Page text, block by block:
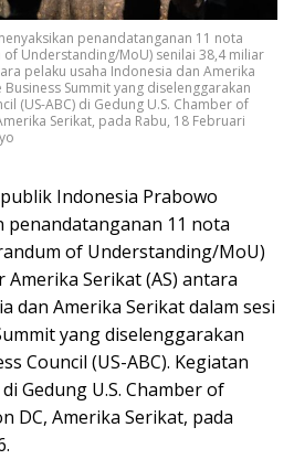
penandatanganan 11 nota
Understanding/MoU) senilai 38,4 miliar
pelaku usaha Indonesia dan Amerika
Summit yang diselenggarakan
(US-ABC) di Gedung U.S. Chamber of
Serikat, pada Rabu, 18 Februari
Indonesia Prabowo
penandatanganan 11 nota
of Understanding/MoU)
Serikat (AS) antara
dan Amerika Serikat dalam sesi
yang diselenggarakan
Council (US-ABC). Kegiatan
Gedung U.S. Chamber of
DC, Amerika Serikat, pada